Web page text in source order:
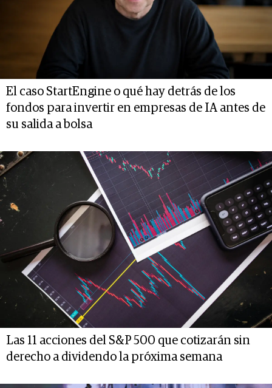
El caso StartEngine o qué hay detrás de los
fondos para invertir en empresas de IA antes de
su salida a bolsa
Las 11 acciones del S&P 500 que cotizarán sin
derecho a dividendo la próxima semana